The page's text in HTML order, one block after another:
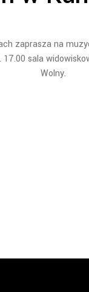
zaprasza na
17.00 sala
Wolny.